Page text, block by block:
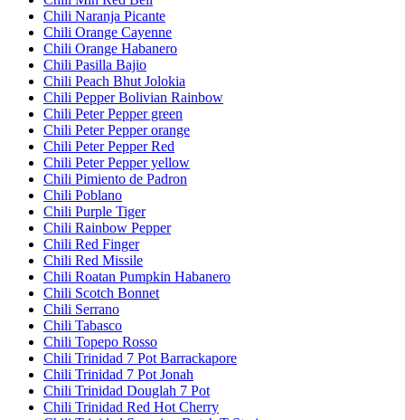
Chili Naranja Picante
Chili Orange Cayenne
Chili Orange Habanero
Chili Pasilla Bajio
Chili Peach Bhut Jolokia
Chili Pepper Bolivian Rainbow
Chili Peter Pepper green
Chili Peter Pepper orange
Chili Peter Pepper Red
Chili Peter Pepper yellow
Chili Pimiento de Padron
Chili Poblano
Chili Purple Tiger
Chili Rainbow Pepper
Chili Red Finger
Chili Red Missile
Chili Roatan Pumpkin Habanero
Chili Scotch Bonnet
Chili Serrano
Chili Tabasco
Chili Topepo Rosso
Chili Trinidad 7 Pot Barrackapore
Chili Trinidad 7 Pot Jonah
Chili Trinidad Douglah 7 Pot
Chili Trinidad Red Hot Cherry